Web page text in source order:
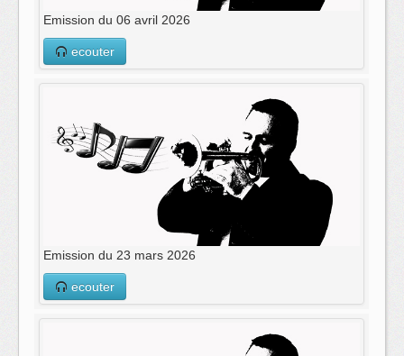
Emission du 06 avril 2026
ecouter
Emission du 23 mars 2026
ecouter